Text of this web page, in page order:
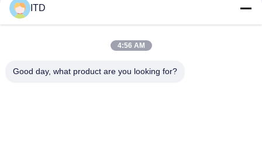
8'' Zero Bezel Die-Cast Alüminyum Şasi PCAP Dokunmatik
Optik Bağlama Paneli PC
10.1''Endüstriyel Tam IP69K PCAP Touch Android / X86 Temelli
ITD
4:56 AM
Good day, what product are you looking for?